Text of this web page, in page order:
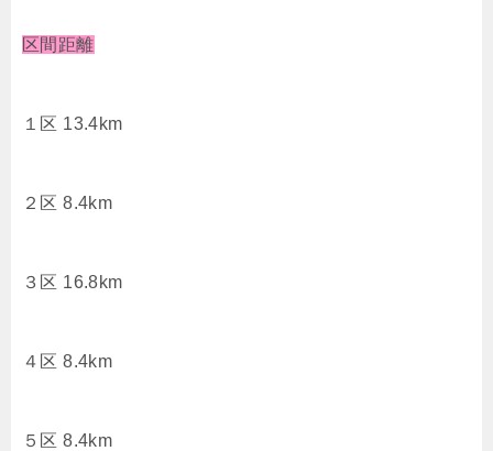
区間距離
１区 13.4km
２区 8.4km
３区 16.8km
４区 8.4km
５区 8.4km